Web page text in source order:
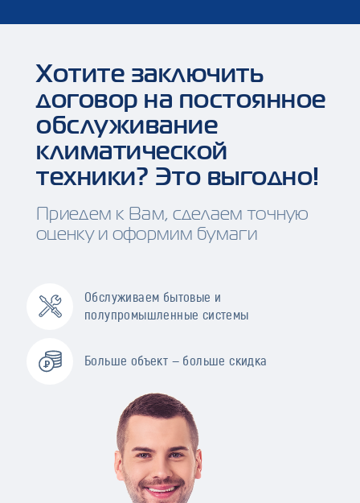
Хотите заключить
договор на постоянное
обслуживание
климатической
техники? Это выгодно!
Приедем к Вам, сделаем точную
оценку и оформим бумаги
Обслуживаем бытовые и
полупромышленные системы
Больше объект — больше скидка